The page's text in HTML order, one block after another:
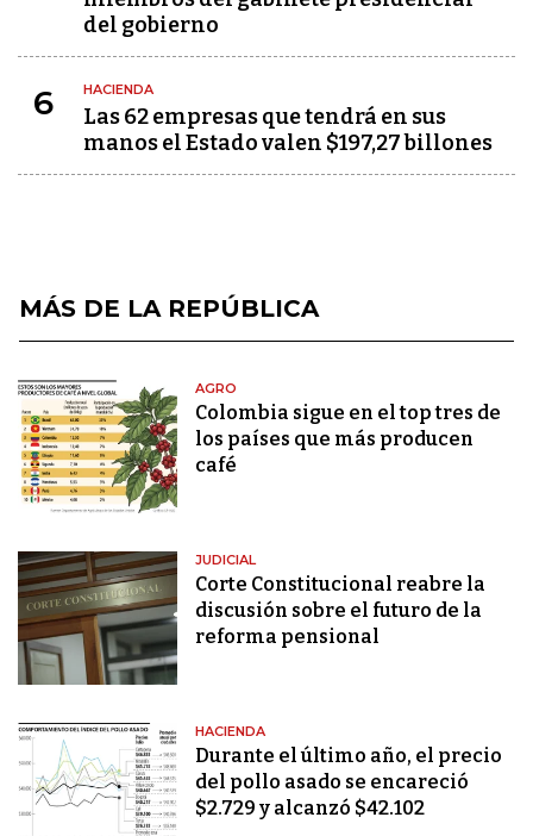
del gobierno
6 HACIENDA
Las 62 empresas que tendrá en sus
manos el Estado valen $197,27 billones
MÁS DE LA REPÚBLICA
AGRO
Colombia sigue en el top tres de
los países que más producen
café
JUDICIAL
Corte Constitucional reabre la
discusión sobre el futuro de la
reforma pensional
HACIENDA
Durante el último año, el precio
del pollo asado se encareció
$2.729 y alcanzó $42.102